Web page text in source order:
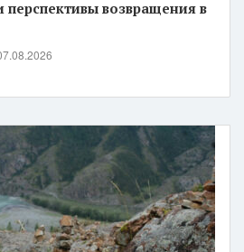
перспективы возвращения в